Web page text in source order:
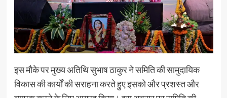
इस मौके पर मुख्य अतिथि सुभाष ठाकुर ने समिति की सामुदायिक
विकास की कार्यों की सराहना करते हुए इसको और प्रशस्त और